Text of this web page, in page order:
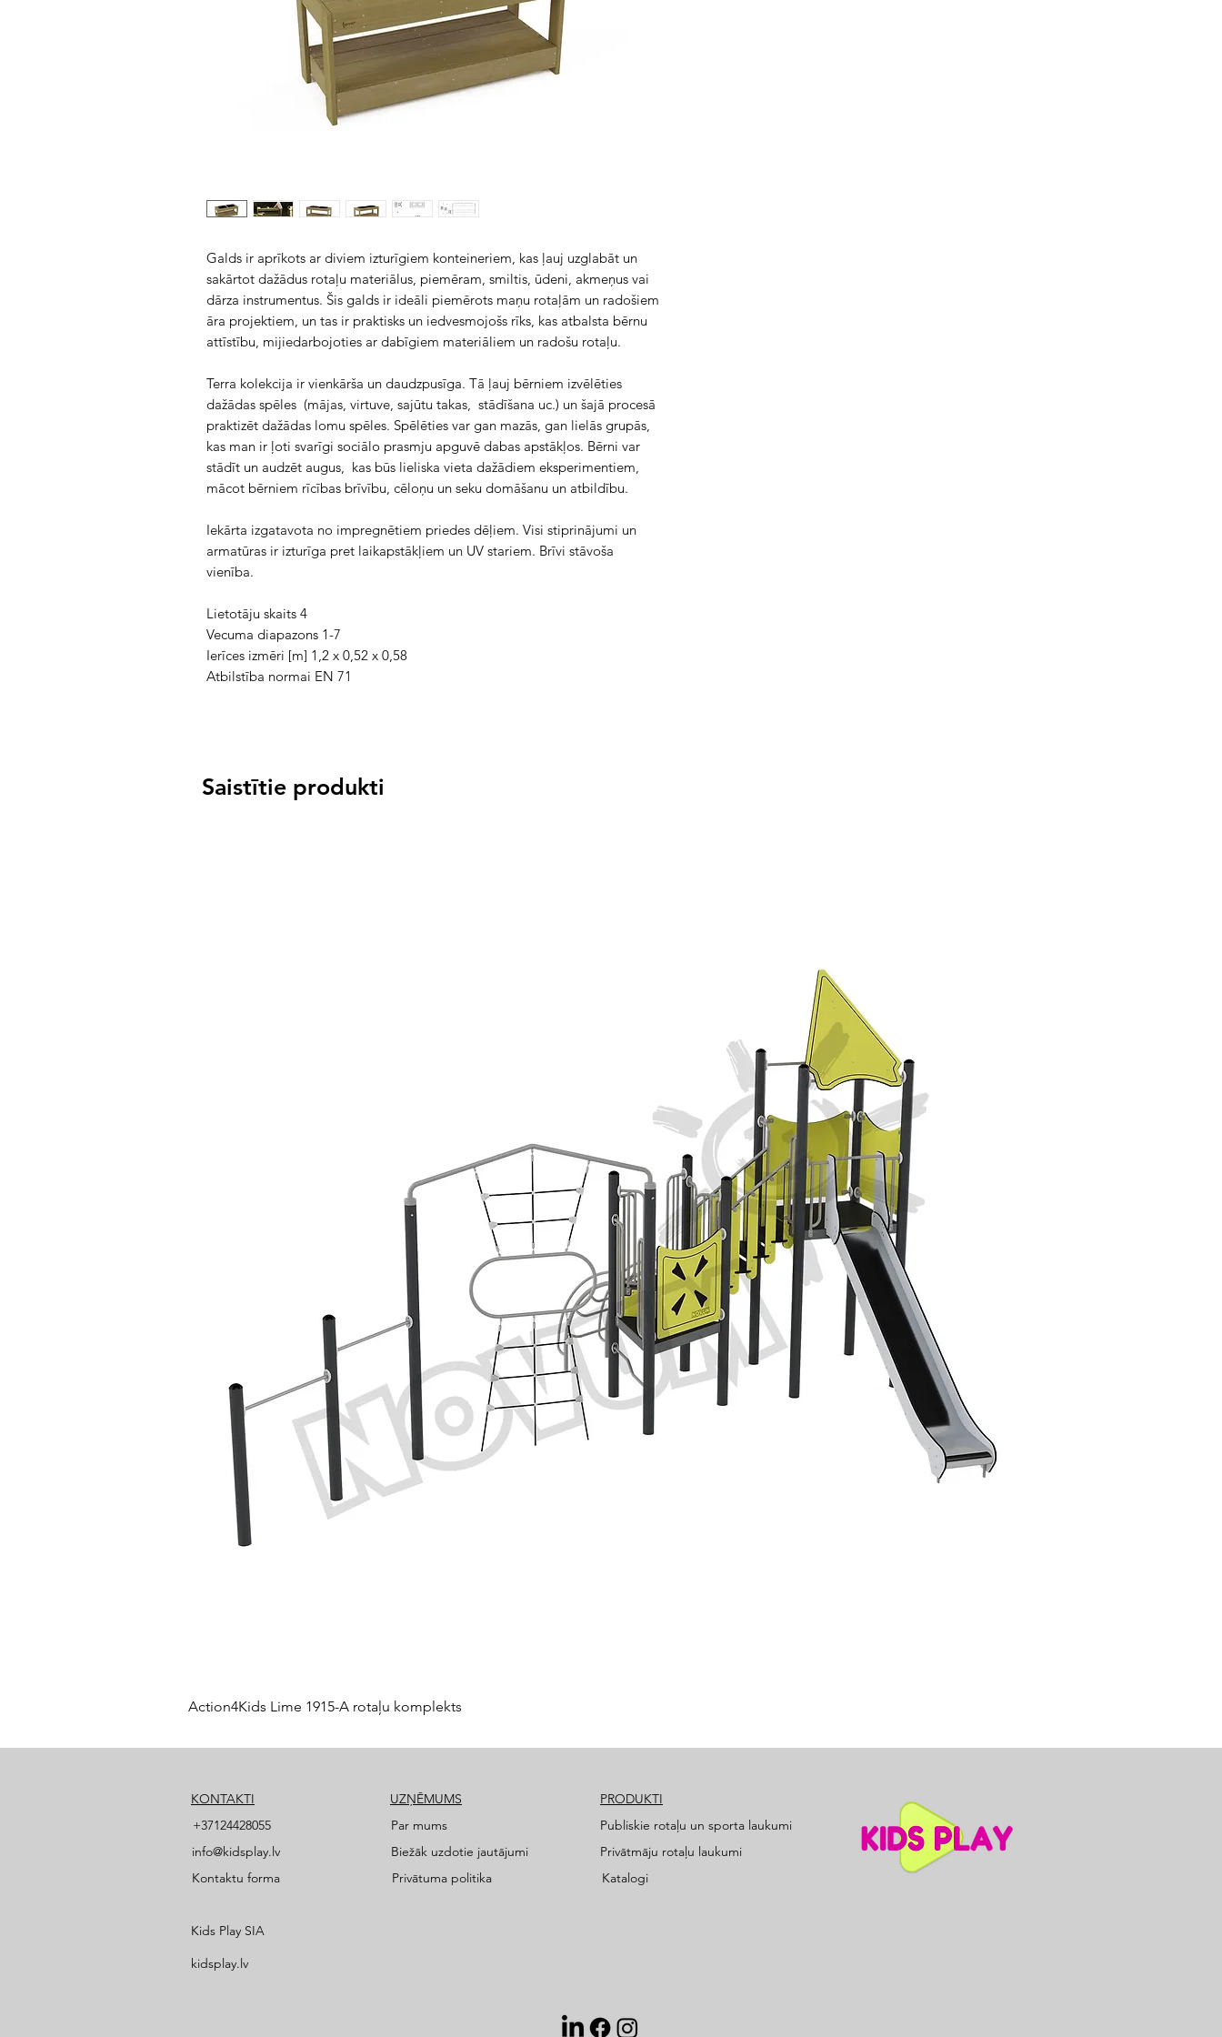
Galds ir aprīkots ar diviem izturīgiem konteineriem, kas ļauj uzglabāt un
sakārtot dažādus rotaļu materiālus, piemēram, smiltis, ūdeni, akmeņus vai
dārza instrumentus. Šis galds ir ideāli piemērots maņu rotaļām un radošiem
āra projektiem, un tas ir praktisks un iedvesmojošs rīks, kas atbalsta bērnu
attīstību, mijiedarbojoties ar dabīgiem materiāliem un radošu rotaļu.
Terra kolekcija ir vienkārša un daudzpusīga. Tā ļauj bērniem izvēlēties
dažādas spēles (mājas, virtuve, sajūtu takas, stādīšana uc.) un šajā procesā
praktizēt dažādas lomu spēles. Spēlēties var gan mazās, gan lielās grupās,
kas man ir ļoti svarīgi sociālo prasmju apguvē dabas apstākļos. Bērni var
stādīt un audzēt augus, kas būs lieliska vieta dažādiem eksperimentiem,
mācot bērniem rīcības brīvību, cēloņu un seku domāšanu un atbildību.
Iekārta izgatavota no impregnētiem priedes dēļiem. Visi stiprinājumi un
armatūras ir izturīga pret laikapstākļiem un UV stariem. Brīvi stāvoša
vienība.
Lietotāju skaits 4
Vecuma diapazons 1-7
Ierīces izmēri [m] 1,2 x 0,52 x 0,58
Atbilstība normai EN 71
Saistītie produkti
Action4Kids Lime 1915-A rotaļu komplekts
KONTAKTI
+37124428055
info@kidsplay.lv
Kontaktu forma
UZŅĒMUMS
Par mums
Biežāk uzdotie jautājumi
Privātuma politika
PRODUKTI
Publiskie rotaļu un sporta laukumi
Privātmāju rotaļu laukumi
Katalogi
Kids Play SIA
kidsplay.lv